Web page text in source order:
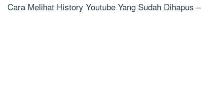
Cara Melihat History Youtube Yang Sudah Dihapus –